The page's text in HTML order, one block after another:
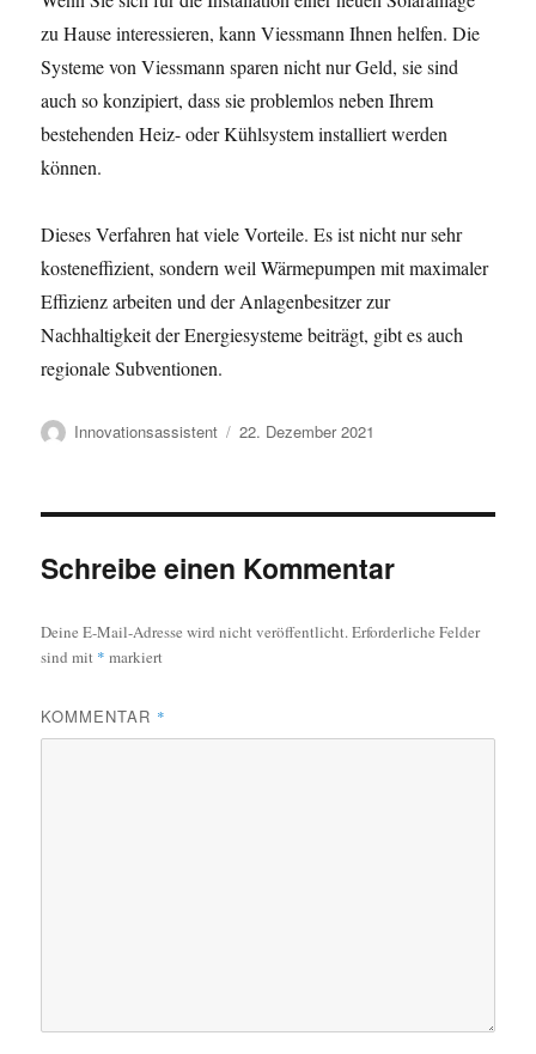
zu Hause interessieren, kann Viessmann Ihnen helfen. Die
Systeme von Viessmann sparen nicht nur Geld, sie sind
auch so konzipiert, dass sie problemlos neben Ihrem
bestehenden Heiz- oder Kühlsystem installiert werden
können.
Dieses Verfahren hat viele Vorteile. Es ist nicht nur sehr
kosteneffizient, sondern weil Wärmepumpen mit maximaler
Effizienz arbeiten und der Anlagenbesitzer zur
Nachhaltigkeit der Energiesysteme beiträgt, gibt es auch
regionale Subventionen.
Autor
Innovationsassistent
Veröffentlicht
22. Dezember 2021
Schreibe einen Kommentar
Deine E-Mail-Adresse wird nicht veröffentlicht.Erforderliche Felder
sind mit * markiert
KOMMENTAR *